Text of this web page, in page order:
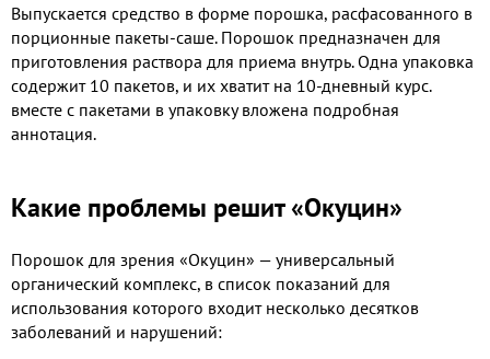
Выпускается средство в форме порошка, расфасованного в
порционные пакеты-саше. Порошок предназначен для
приготовления раствора для приема внутрь. Одна упаковка
содержит 10 пакетов, и их хватит на 10-дневный курс.
вместе с пакетами в упаковку вложена подробная
аннотация.
Какие проблемы решит «Окуцин»
Порошок для зрения «Окуцин» — универсальный
органический комплекс, в список показаний для
использования которого входит несколько десятков
заболеваний и нарушений: